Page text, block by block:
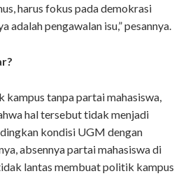
harus fokus pada demokrasi
adalah pengawalan isu,” pesannya.
tanpa partai mahasiswa,
hal tersebut tidak menjadi
kondisi UGM dengan
absennya partai mahasiswa di
lantas membuat politik kampus